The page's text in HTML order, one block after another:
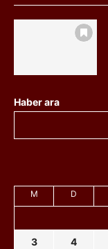
Haber ara
M D
3
4